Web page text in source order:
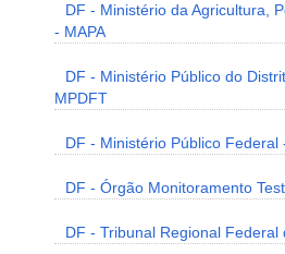
DF - Ministério da Agricultura,
- MAPA
DF - Ministério Público do
MPDFT
DF - Ministério Público Federal
DF - Órgão Monitoramento
DF - Tribunal Regional Federal